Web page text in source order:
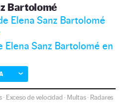
Bartolomé
Elena Sanz Bartolomé
Elena Sanz Bartolomé en
· Exceso de velocidad · Multas· Radares